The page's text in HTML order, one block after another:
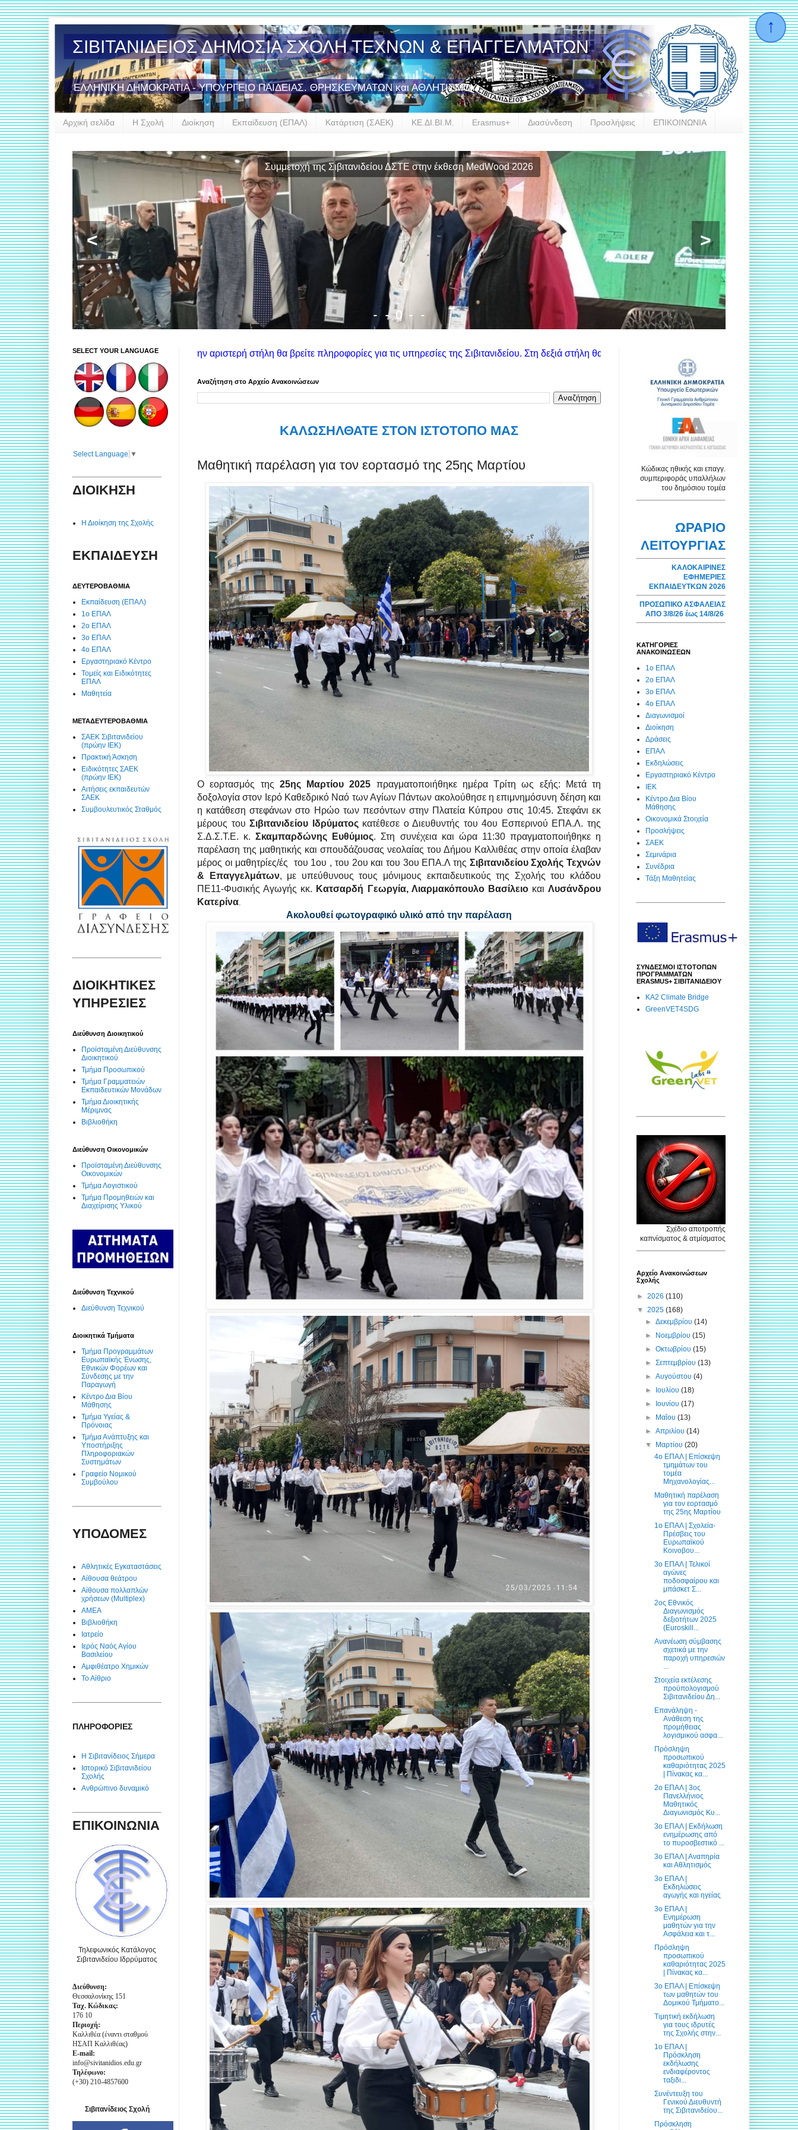
ΣΙΒΙΤΑΝΙΔΕΙΟΣ ΔΗΜΟΣΙΑ ΣΧΟΛΗ ΤΕΧΝΩΝ & ΕΠΑΓΓΕΛΜΑΤΩΝ
ΕΛΛΗΝΙΚΗ ΔΗΜΟΚΡΑΤΙΑ - ΥΠΟΥΡΓΕΙΟ ΠΑΙΔΕΙΑΣ. ΘΡΗΣΚΕΥΜΑΤΩΝ και ΑΘΛΗΤΙΣΜΟΥ
Αρχική σελίδα Η Σχολή Διοίκηση Εκπαίδευση (ΕΠΑΛ) Κατάρτιση (ΣΑΕΚ) ΚΕ.ΔΙ.ΒΙ.Μ. Erasmus+ Διασύνδεση Προσλήψεις ΕΠΙΚΟΙΝΩΝΙΑ
Έναρξη συνεργασίας της Σιβιτανιδείου Σχολής με την GROHE Hellas
< >
- - - O -
χρήσης ιστοτόπου: Στην αριστερή στήλη θα βρείτε πληροφορίες για τις υπηρεσίες της Σιβιτανιδείου. Στη δεξιά στήλη θα βρείτε τις ανακοινώσεις των αντίστοιχων υπηρεσιών.
Αναζήτηση στο Αρχείο Ανακοινώσεων
ΚΑΛΩΣΗΛΘΑΤΕ ΣΤΟΝ ΙΣΤΟΤΟΠΟ ΜΑΣ
Μαθητική παρέλαση για τον εορτασμό της 25ης Μαρτίου
Ο εορτασμός της 25ης Μαρτίου 2025 πραγματοποιήθηκε ημέρα Τρίτη ως εξής: Μετά τη
δοξολογία στον Ιερό Καθεδρικό Ναό των Αγίων Πάντων ακολούθησε η επιμνημόσυνη δέηση και
η κατάθεση στεφάνων στο Ηρώο των πεσόντων στην Πλατεία Κύπρου στις 10:45. Στεφάνι εκ
μέρους τουΣιβιτανιδείου Ιδρύματος κατέθεσε ο Διευθυντής του 4ου Εσπερινού ΕΠΑ.Λ. της
Σ.Δ.Σ.Τ.Ε. κ.Σκαμπαρδώνης Ευθύμιος. Στη συνέχεια και ώρα 11:30 πραγματοποιήθηκε η
παρέλαση της μαθητικής και σπουδάζουσας νεολαίας του Δήμου Καλλιθέας στην οποία έλαβαν
μέρος οι μαθητρίες/ές του 1ου , του 2ου και του 3ου ΕΠΑ.Λ της Σιβιτανιδείου Σχολής Τεχνών
& Επαγγελμάτων, με υπεύθυνους τους μόνιμους εκπαιδευτικούς της Σχολής του κλάδου
ΠΕ11-Φυσικής Αγωγής κκ. Κατσαρδή Γεωργία, Λιαρμακόπουλο Βασίλειοκαι Λυσάνδρου
Κατερίνα
Ακολουθεί φωτογραφικό υλικό από την παρέλαση
SELECT YOUR LANGUAGE
Select Language ▼
ΔΙΟΙΚΗΣΗ
Η Διοίκηση της Σχολής
ΕΚΠΑΙΔΕΥΣΗ
ΔΕΥΤΕΡΟΒΑΘΜΙΑ
Εκπαίδευση (ΕΠΑΛ)
1ο ΕΠΑΛ
2ο ΕΠΑΛ
3ο ΕΠΑΛ
4ο ΕΠΑΛ
Εργαστηριακό Κέντρο
Τομείς και Ειδικότητες
ΕΠΑΛ
Μαθητεία
ΜΕΤΑΔΕΥΤΕΡΟΒΑΘΜΙΑ
ΣΑΕΚ Σιβιτανιδείου
(πρώην ΙΕΚ)
Πρακτική Άσκηση
Ειδικότητες ΣΑΕΚ
(πρώην ΙΕΚ)
Αιτήσεις εκπαιδευτών
ΣΑΕΚ
Συμβουλευτικός Σταθμός
ΔΙΟΙΚΗΤΙΚΕΣ
ΥΠΗΡΕΣΙΕΣ
Διεύθυνση Διοικητικού
Προϊσταμένη Διεύθυνσης
Διοικητικού
Τμήμα Προσωπικού
Τμήμα Γραμματειών
Εκπαιδευτικών Μονάδων
Τμήμα Διοικητικής
Μέριμνας
Βιβλιοθήκη
Διεύθυνση Οικονομικών
Προϊσταμένη Διεύθυνσης
Οικονομικών
Τμήμα Λογιστικού
Τμήμα Προμηθειών και
Διαχείρισης Υλικού
Διεύθυνση Τεχνικού
Διεύθυνση Τεχνικού
Διοικητικά Τμήματα
Τμήμα Προγραμμάτων
Ευρωπαϊκής Ένωσης,
Εθνικών Φορέων και
Σύνδεσης με την
Παραγωγή
Κέντρο Δια Βίου
Μάθησης
Τμήμα Υγείας &
Πρόνοιας
Τμήμα Ανάπτυξης και
Υποστήριξης
Πληροφοριακών
Συστημάτων
Γραφείο Νομικού
Συμβούλου
ΥΠΟΔΟΜΕΣ
Αθλητικές Εγκαταστάσεις
Αίθουσα θεάτρου
Αίθουσα πολλαπλών
χρήσεων (Multiplex)
ΑΜΕΑ
Βιβλιοθήκη
Ιατρείο
Ιερός Ναός Αγίου
Βασιλείου
Αμφιθέατρο Χημικών
Το Αίθριο
ΠΛΗΡΟΦΟΡΙΕΣ
Η Σιβιτανίδειος Σήμερα
Ιστορικό Σιβιτανιδείου
Σχολής
Ανθρώπινο δυναμικό
ΕΠΙΚΟΙΝΩΝΙΑ
Τηλεφωνικός Κατάλογος
Σιβιτανιδείου Ιδρρύματος
Διεύθυνση:
Θεσσαλονίκης 151
Ταχ. Κώδικας:
176 10
Περιοχή:
Καλλιθέα (έναντι σταθμού
ΗΣΑΠ Καλλιθέας)
E-mail:
info@sivitanidios.edu.gr
Τηλέφωνο:
(+30) 210-4857600
Σιβιτανίδειος Σχολή
Κώδικας ηθικής και επαγγ.
συμπεριφοράς υπαλλήλων
του δημόσιου τομέα
ΩΡΑΡΙΟ
ΛΕΙΤΟΥΡΓΙΑΣ
ΚΑΛΟΚΑΙΡΙΝΕΣ
ΕΦΗΜΕΡΙΕΣ
ΕΚΠΑΙΔΕΥΤΚΩΝ 2026
ΠΡΟΣΩΠΙΚΟ ΑΣΦΑΛΕΙΑΣ
ΑΠΟ 3/8/26 έως 14/8/26
ΚΑΤΗΓΟΡΙΕΣ
ΑΝΑΚΟΙΝΩΣΕΩΝ
1ο ΕΠΑΛ
2ο ΕΠΑΛ
3ο ΕΠΑΛ
4ο ΕΠΑΛ
Διαγωνισμοί
Διοίκηση
Δράσεις
ΕΠΑΛ
Εκδηλώσεις
Εργαστηριακό Κέντρο
ΙΕΚ
Κέντρο Δια Βίου
Μάθησης
Οικονομικά Στοιχεία
Προσλήψεις
ΣΑΕΚ
Σεμινάρια
Συνέδρια
Τάξη Μαθητείας
ΣΥΝΔΕΣΜΟΙ ΙΣΤΟΤΟΠΩΝ
ΠΡΟΓΡΑΜΜΑΤΩΝ
ERASMUS+ ΣΙΒΙΤΑΝΙΔΕΙΟΥ
KA2 Climate Bridge
GreenVET4SDG
Σχέδιο αποτροπής
καπνίσματος & ατμίσματος
Αρχείο Ανακοινώσεων
Σχολής
► 2026 (110)
▼ 2025 (168)
►Δεκεμβρίου(14)
► Νοεμβρίου(15)
►Οκτωβρίου(15)
►Σεπτεμβρίου(13)
►Αυγούστου(4)
► Ιουλίου(18)
► Ιουνίου(17)
► Μαΐου(13)
►Απριλίου(14)
▼ Μαρτίου(20)
4ο ΕΠΑΛ | Επίσκεψη
τμημάτων του
τομέα
Μηχανολογίας...
Μαθητική παρέλαση
για τον εορτασμό
της 25ης Μαρτίου
1ο ΕΠΑΛ | Σχολεία-
Πρέσβεις του
Ευρωπαϊκού
Κοινοβου...
3ο ΕΠΑΛ | Τελικοί
αγώνες
ποδοσφαίρου και
μπάσκετ Σ...
2ος Εθνικός
Διαγωνισμός
δεξιοτήτων 2025
(Euroskill...
Ανανέωση σύμβασης
σχετικά με την
παροχή υπηρεσιών
Στοιχεία εκτέλεσης
προϋπολογισμού
Σιβιτανιδείου Δη...
Επανάληψη -
Ανάθεση της
προμήθειας
λογισμικού ασφα...
Πρόσληψη
προσωπικού
καθαριότητας 2025
| Πίνακας κα...
2ο ΕΠΑΛ | 3ος
Πανελλήνιος
Μαθητικός
Διαγωνισμός Κυ...
3ο ΕΠΑΛ | Εκδήλωση
ενημέρωσης από
το πυροσβεστικό ...
3ο ΕΠΑΛ | Αναπηρία
και Αθλητισμός
3ο ΕΠΑΛ |
Εκδηλώσεις
αγωγής και ηγείας
3ο ΕΠΑΛ |
Ενημέρωση
μαθητών για την
Ασφάλεια και τ...
Πρόσληψη
προσωπικού
καθαριότητας 2025
| Πίνακας κα...
3ο ΕΠΑΛ | Επίσκεψη
των μαθητών του
Δομικού Τμήματο...
Τιμητική εκδήλωση
για τους ιδρυτές
της Σχολής στην...
1ο ΕΠΑΛ |
Πρόσκληση
εκδήλωσης
ενδιαφέροντος
ταξιδι...
Συνέντευξη του
Γενικού Διευθυντή
της Σιβιτανιδείου...
Πρόσκληση